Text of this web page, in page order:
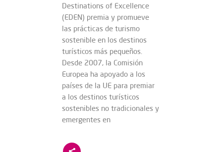
Destinations of Excellence
(EDEN) premia y promueve
las prácticas de turismo
sostenible en los destinos
turísticos más pequeños.
Desde 2007, la Comisión
Europea ha apoyado a los
países de la UE para premiar
a los destinos turísticos
sostenibles no tradicionales y
emergentes en